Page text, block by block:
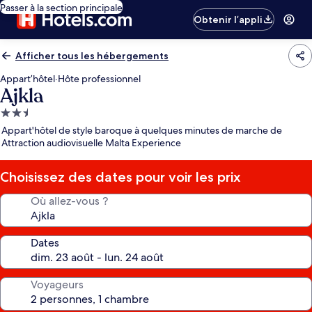
Passer à la section principale
Obtenir l’appli
Afficher tous les hébergements
Appart’hôtel·Hôte professionnel
Ajkla
Hébergement
2.5 étoiles
Appart'hôtel de style baroque à quelques minutes de marche de
Attraction audiovisuelle Malta Experience
Choisissez des dates pour voir les prix
Où allez-vous ?
Dates
Voyageurs